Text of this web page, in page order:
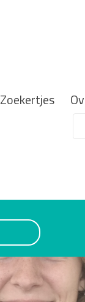
Zoekertjes